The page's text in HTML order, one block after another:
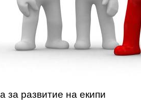
за развитие на екипи